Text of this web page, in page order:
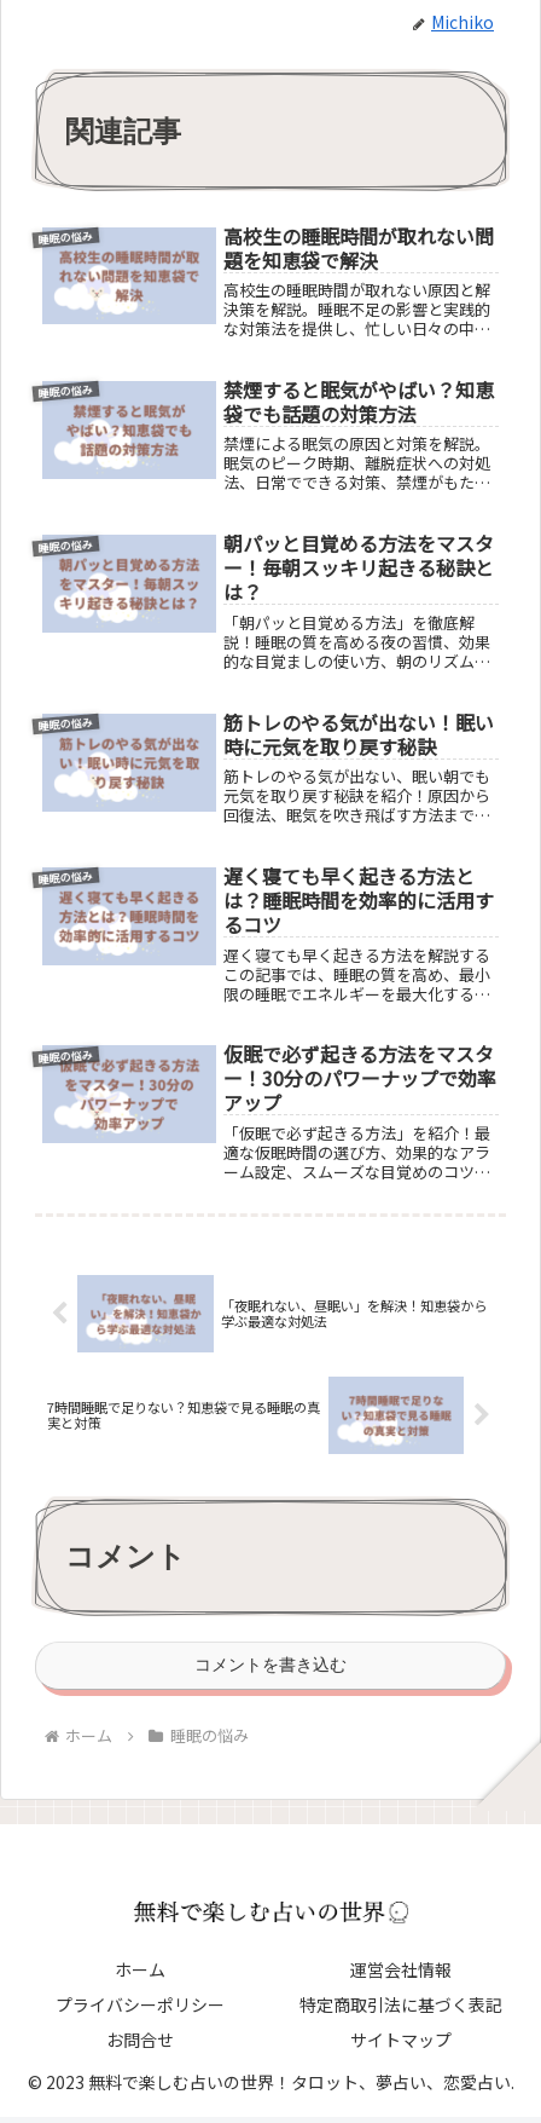
Michiko
関連記事
睡眠の悩み
高校生の睡眠時間が取れない問
題を知恵袋で解決
高校生の睡眠時間が取れない原因と解
決策を解説。睡眠不足の影響と実践的
な対策法を提供し、忙しい日々の中で
の実用的な情報を網羅。高校生の睡眠
時間に関する悩みを解消し、活力ある
毎日をサポートします。
睡眠の悩み
禁煙すると眠気がやばい？知恵
袋でも話題の対策方法
禁煙による眠気の原因と対策を解説。
眠気のピーク時期、離脱症状への対処
法、日常でできる対策、禁煙がもたら
イスで禁煙中の眠気を乗り切るヒント
を提供。
睡眠の悩み
朝パッと目覚める方法をマスタ
ー！毎朝スッキリ起きる秘訣と
は？
「朝パッと目覚める方法」を徹底解
説！睡眠の質を高める夜の習慣、効果
的な目覚ましの使い方、朝のリズムの
プリ、睡眠の質を向上させるメンタル
テクニックまで。スッキリとした目覚
めで一日を始めるための具体的な方法
と心理的アプローチを提案します。
睡眠の悩み
筋トレのやる気が出ない！眠い
時に元気を取り戻す秘訣
筋トレのやる気が出ない、眠い朝でも
元気を取り戻す秘訣を紹介！原因から
回復法、眠気を吹き飛ばす方法まで、
癒し、毎日を元気に過ごすためのヒン
トが満載です。
睡眠の悩み
遅く寝ても早く起きる方法と
は？睡眠時間を効率的に活用す
るコツ
遅く寝ても早く起きる方法を解説する
この記事では、睡眠の質を高め、最小
限の睡眠でエネルギーを最大化するコ
な回復方法、そして早起きの心理的効
果を活かす方法まで、忙しい現代人の
ための簡単で効果的な早起きテクニッ
クを紹介。朝を快適に迎えるための習
慣化の秘訣を、この記事で探求しまし
ょう。
睡眠の悩み
仮眠で必ず起きる方法をマスタ
ー！30分のパワーナップで効率
アップ
「仮眠で必ず起きる方法」を紹介！最
適な仮眠時間の選び方、効果的なアラ
ーム設定、スムーズな目覚めのコツを
「夜眠れない、昼眠い」を解決！知恵袋から
学ぶ最適な対処法
7時間睡眠で足りない？知恵袋で見る睡眠の真
実と対策
コメント
コメントを書き込む
ホーム 睡眠の悩み
ホーム
運営会社情報
プライバシーポリシー
特定商取引法に基づく表記
お問合せ
サイトマップ
© 2023 無料で楽しむ占いの世界！タロット、夢占い、恋愛占い.